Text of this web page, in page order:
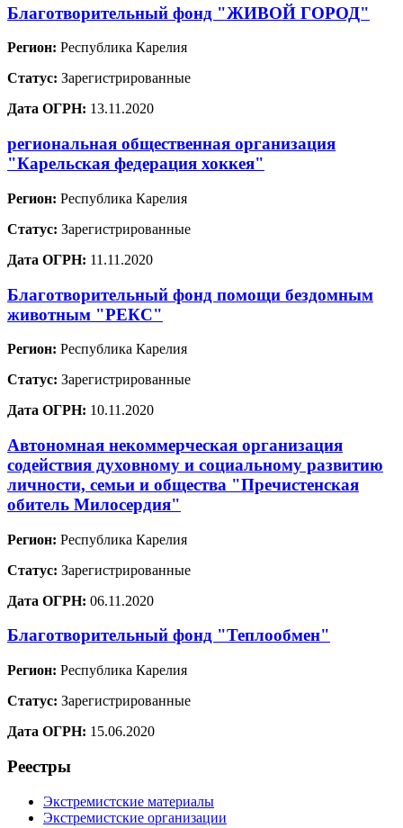
Благотворительный фонд "ЖИВОЙ ГОРОД"
Регион: Республика Карелия
Статус: Зарегистрированные
Дата ОГРН: 13.11.2020
региональная общественная организация
"Карельская федерация хоккея"
Регион: Республика Карелия
Статус: Зарегистрированные
Дата ОГРН: 11.11.2020
Благотворительный фонд помощи бездомным
животным "РЕКС"
Регион: Республика Карелия
Статус: Зарегистрированные
Дата ОГРН: 10.11.2020
Автономная некоммерческая организация
содействия духовному и социальному развитию
личности, семьи и общества "Пречистенская
обитель Милосердия"
Регион: Республика Карелия
Статус: Зарегистрированные
Дата ОГРН: 06.11.2020
Благотворительный фонд "Теплообмен"
Регион: Республика Карелия
Статус: Зарегистрированные
Дата ОГРН: 15.06.2020
Реестры
Экстремистские материалы
Экстремистские организации